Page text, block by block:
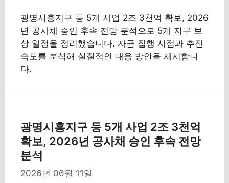
광명시흥지구 등 5개 사업 2조 3천억 확보, 2026
년 공사채 승인 후속 전망 분석으로 5개 지구 보
상 일정을 정리했습니다. 자금 집행 시점과 추진
속도를 분석해 실질적인 대응 방안을 제시합니
다.
광명시흥지구 등 5개 사업 2조 3천억
확보, 2026년 공사채 승인 후속 전망
분석
2026년 06월 11일